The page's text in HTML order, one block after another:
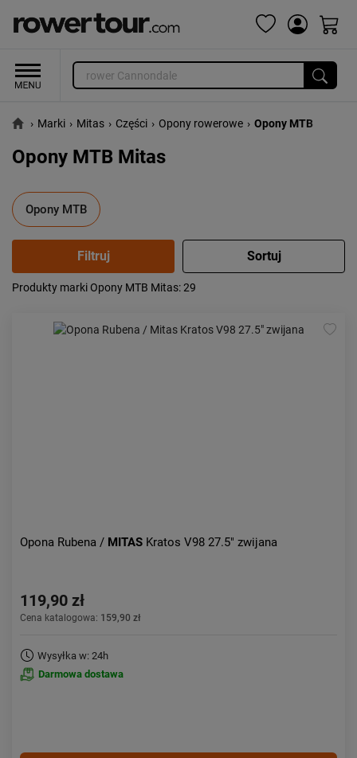
› Marki › Mitas › Części › Opony rowerowe › Opony MTB
Opony MTB Mitas
Opony MTB
Popularność:
od najwyższej
Produkty marki Opony MTB Mitas: 29
Opona Rubena / MITAS Kratos V98 27.5" zwijana
119,90 zł
Cena katalogowa: 159,90 zł
Wysyłka w: 24h
Darmowa dostawa